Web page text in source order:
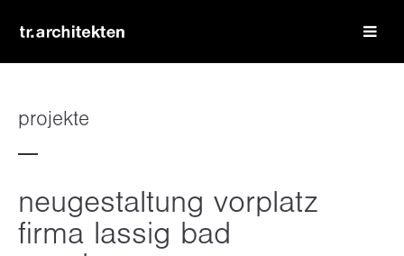
passwort
projekte
neugestaltung vorplatz
firma lassig bad